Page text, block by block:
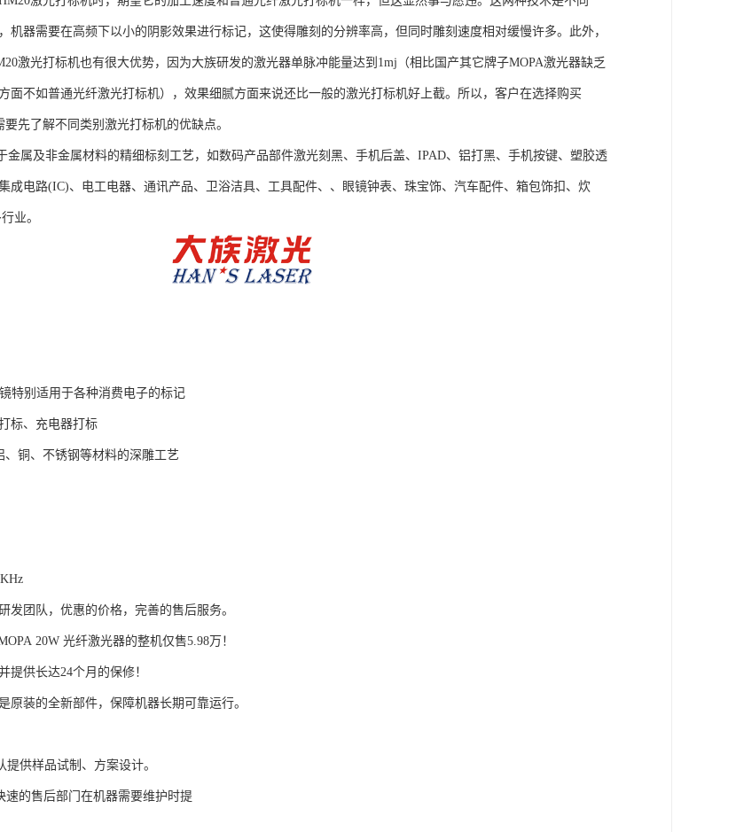
机器需要在高频下以小的阴影效果进行标记，这使得雕刻的分辨率高，但同时雕刻速度相对缓慢许多。此外，
激光打标机也有很大优势，因为大族研发的激光器单脉冲能量达到1mj（相比国产其它牌子MOPA激光器缺乏
面不如普通光纤激光打标机），效果细腻方面来说还比一般的激光打标机好上截。所以，客户在选择购买
先了解不同类别激光打标机的优缺点。
金属及非金属材料的精细标刻工艺，如数码产品部件激光刻黑、手机后盖、IPAD、铝打黑、手机按键、塑胶透
成电路(IC)、电工电器、通讯产品、卫浴洁具、工具配件、、眼镜钟表、珠宝饰、汽车配件、箱包饰扣、炊
业。
特别适用于各种消费电子的标记
标、充电器打标
、铜、不锈钢等材料的深雕工艺
发团队，优惠的价格，完善的售后服务。
20W 光纤激光器的整机仅售5.98万！
提供长达24个月的保修！
原装的全新部件，保障机器长期可靠运行。
供样品试制、方案设计。
速的售后部门在机器需要维护时提